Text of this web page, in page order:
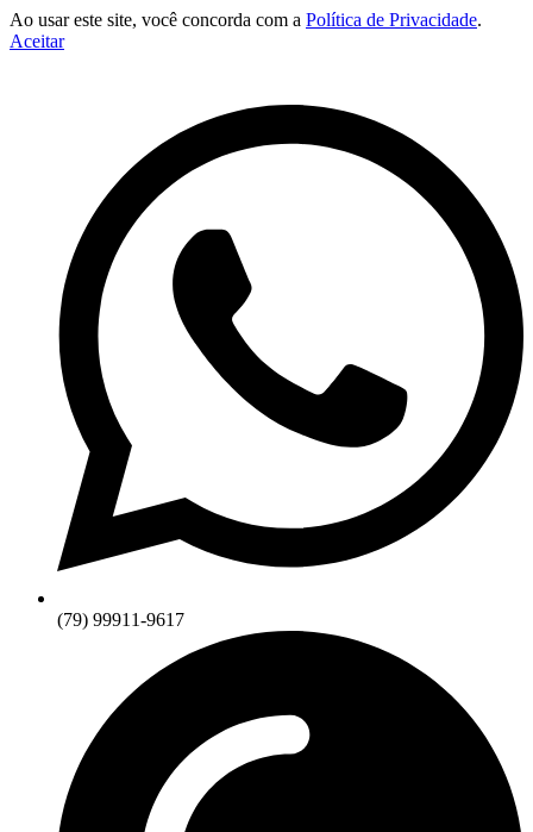
Ao usar este site, você concorda com a Política de Privacidade.
Aceitar
(79) 99911-9617